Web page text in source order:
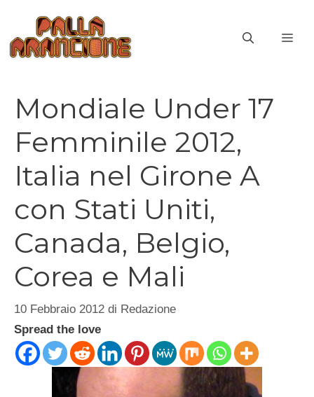
contenuto
Mondiale Under 17
Femminile 2012,
Italia nel Girone A
con Stati Uniti,
Canada, Belgio,
Corea e Mali
10 Febbraio 2012 di Redazione
Spread the love